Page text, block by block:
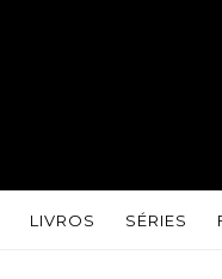
LIVROS SÉRIES